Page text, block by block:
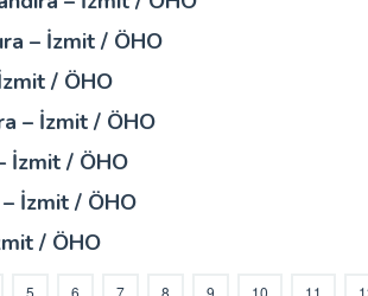
– İzmit / ÖHO
/ ÖHO
– İzmit / ÖHO
İzmit / ÖHO
İzmit / ÖHO
/ ÖHO
5 6 7 8 9 10 11